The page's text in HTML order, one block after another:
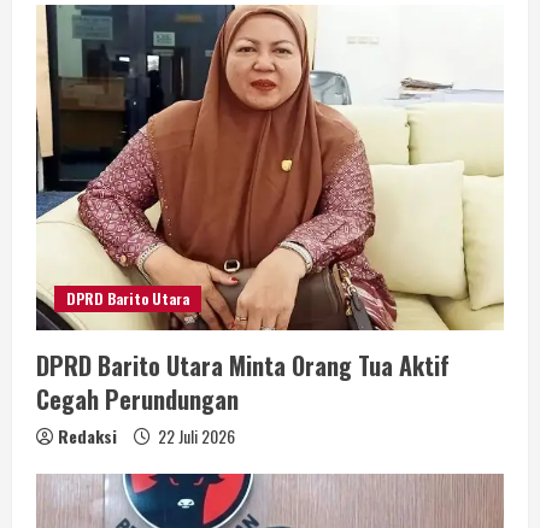
DPRD Barito Utara
DPRD Barito Utara Minta Orang Tua Aktif
Cegah Perundungan
Redaksi 22 Juli 2026